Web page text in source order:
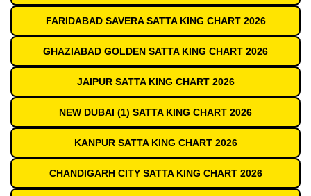
FARIDABAD SAVERA SATTA KING CHART 2026
GHAZIABAD GOLDEN SATTA KING CHART 2026
JAIPUR SATTA KING CHART 2026
NEW DUBAI (1) SATTA KING CHART 2026
KANPUR SATTA KING CHART 2026
CHANDIGARH CITY SATTA KING CHART 2026